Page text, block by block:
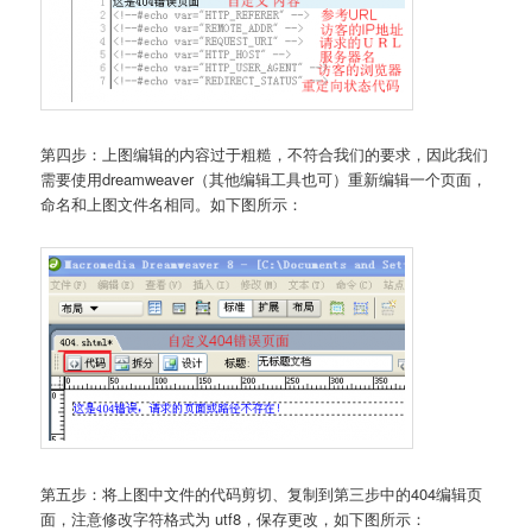
第四步：上图编辑的内容过于粗糙，不符合我们的要求，因此我们
需要使用dreamweaver（其他编辑工具也可）重新编辑一个页面，
命名和上图文件名相同。如下图所示：
第五步：将上图中文件的代码剪切、复制到第三步中的404编辑页
面，注意修改字符格式为 utf8，保存更改，如下图所示：